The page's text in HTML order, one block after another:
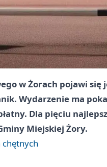
w Żorach pojawi się
Wydarzenie ma
Dla pięciu
Miejskiej Żory.
chętnych